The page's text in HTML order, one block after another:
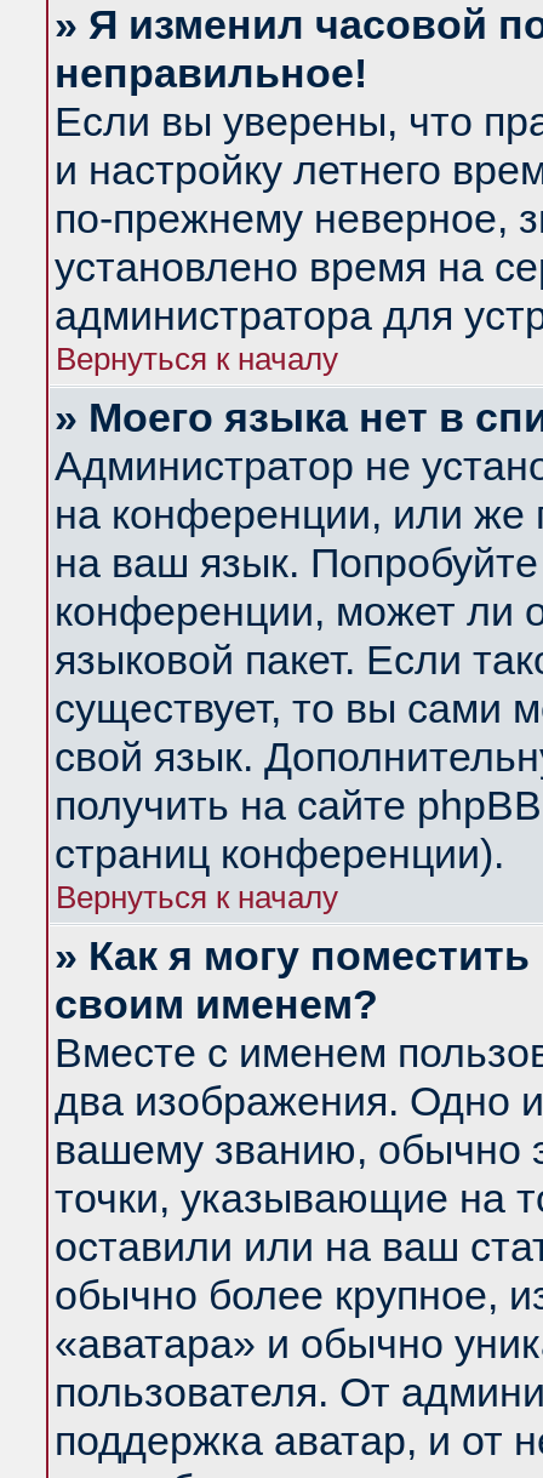
» Я изменил часовой
неправильное!
Если вы уверены, что
и настройку летнего
по-прежнему неверное,
установлено время на
администратора для
Вернуться к началу
» Моего языка нет в
Администратор не
на конференции, или же
на ваш язык.
конференции, может ли
языковой пакет. Если
существует, то вы сами
свой язык.
получить на сайте
страниц конференции).
Вернуться к началу
» Как я могу
своим именем?
Вместе с именем
два изображения. Одно
вашему званию, обычно
точки, указывающие на
оставили или на ваш
обычно более крупное,
«аватара» и обычно
пользователя. От
поддержка аватар, и от